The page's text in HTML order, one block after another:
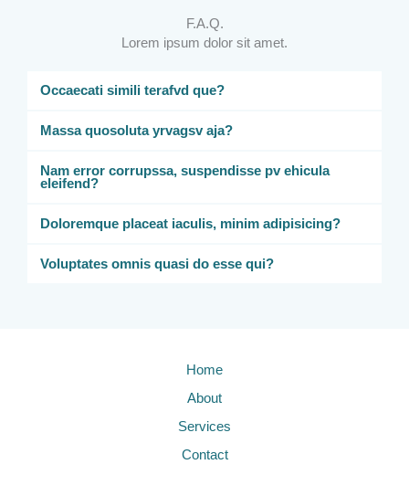
F.A.Q.
Lorem ipsum dolor sit amet.
Occaecati simili terafvd que?
Massa quosoluta yrvagsv aja?
Nam error corrupssa, suspendisse pv ehicula
eleifend?
Doloremque placeat iaculis, minim adipisicing?
Voluptates omnis quasi do esse qui?
Home
About
Services
Contact